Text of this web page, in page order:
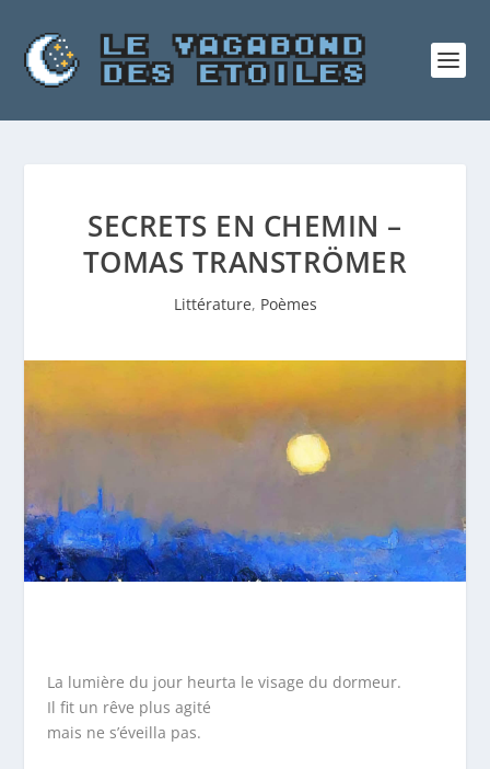
SECRETS EN CHEMIN –
TOMAS TRANSTRÖMER
Littérature, Poèmes
La lumière du jour heurta le visage du dormeur.
Il fit un rêve plus agité
mais ne s’éveilla pas.